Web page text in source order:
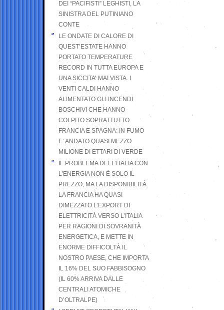
DEI “PACIFISTI” LEGHISTI, LA
SINISTRA DEL PUTINIANO
CONTE
LE ONDATE DI CALORE DI
QUEST’ESTATE HANNO
PORTATO TEMPERATURE
RECORD IN TUTTA EUROPA E
UNA SICCITA’ MAI VISTA. I
VENTI CALDI HANNO
ALIMENTATO GLI INCENDI
BOSCHIVI CHE HANNO
COLPITO SOPRATTUTTO
FRANCIA E SPAGNA: IN FUMO
E’ ANDATO QUASI MEZZO
MILIONE DI ETTARI DI VERDE
IL PROBLEMA DELL’ITALIA CON
L’ENERGIA NON È SOLO IL
PREZZO, MA LA DISPONIBILITÀ.
LA FRANCIA HA QUASI
DIMEZZATO L’EXPORT DI
ELETTRICITÀ VERSO L’ITALIA
PER RAGIONI DI SOVRANITÀ
ENERGETICA, E METTE IN
ENORME DIFFICOLTÀ IL
NOSTRO PAESE, CHE IMPORTA
IL 16% DEL SUO FABBISOGNO
(IL 60% ARRIVA DALLE
CENTRALI ATOMICHE
D’OLTRALPE)